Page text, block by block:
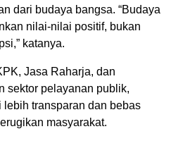
dari budaya bangsa. “Budaya
nilai-nilai positif, bukan
katanya.
Jasa Raharja, dan
sektor pelayanan publik,
transparan dan bebas
masyarakat.